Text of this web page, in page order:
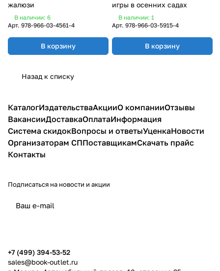
жалюзи
В наличии: 6
Арт. 978-966-03-4561-4
В корзину
игры в осенних садах
В наличии: 1
Арт. 978-966-03-5915-4
В корзину
Назад к списку
КаталогИздательстваАкцииО компанииОтзывы
ВакансииДоставкаОплатаИнформация
Система скидокВопросы и ответыУценкаНовости
Организаторам СППоставщикамСкачать прайс
Контакты
Подписаться на новости и акции
+7 (499) 394-53-52
sales@book-outlet.ru